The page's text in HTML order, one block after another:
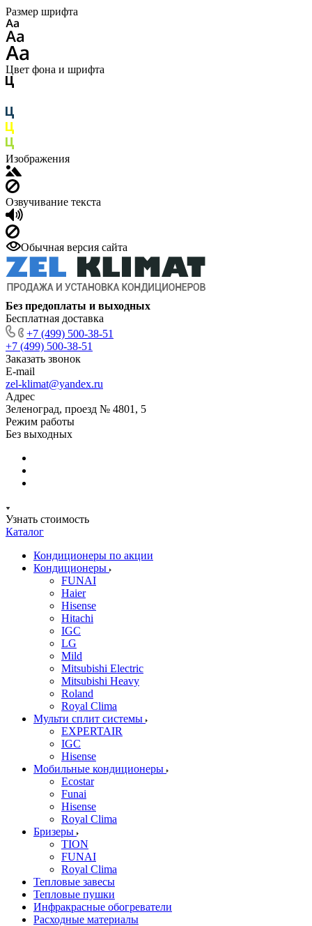
Размер шрифта
Цвет фона и шрифта
Изображения
Озвучивание текста
Обычная версия сайта
Без предоплаты и выходных
Бесплатная доставка
+7 (499) 500-38-51
+7 (499) 500-38-51
Заказать звонок
E-mail
zel-klimat@yandex.ru
Адрес
Зеленоград, проезд № 4801, 5
Режим работы
Без выходных
Узнать стоимость
Каталог
Кондиционеры по акции
Кондиционеры
FUNAI
Haier
Hisense
Hitachi
IGC
LG
Mild
Mitsubishi Electric
Mitsubishi Heavy
Roland
Royal Clima
Мульти сплит системы
EXPERTAIR
IGC
Hisense
Мобильные кондиционеры
Ecostar
Funai
Hisense
Royal Clima
Бризеры
TION
FUNAI
Royal Clima
Тепловые завесы
Тепловые пушки
Инфракрасные обогреватели
Расходные материалы